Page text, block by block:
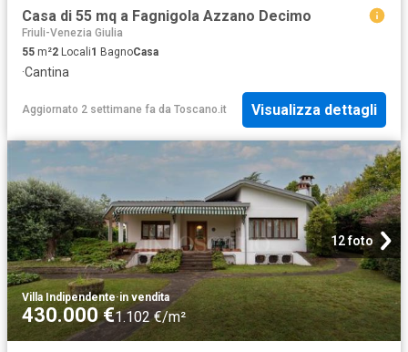
Casa di 55 mq a Fagnigola Azzano Decimo
Friuli-Venezia Giulia
55 m²2 Locali1 BagnoCasa
·Cantina
Aggiornato 2 settimane fa da Toscano.it Visualizza dettagli
12 foto
Villa Indipendente·in vendita
430.000 €1.102 €/m²